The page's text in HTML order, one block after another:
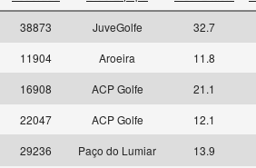
38873 JuveGolfe 32.7
11904 Aroeira 11.8
16908 ACP Golfe 21.1
22047 ACP Golfe 12.1
29236 Paço do Lumiar 13.9